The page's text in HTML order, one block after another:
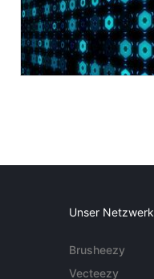
Unser Netzwerk
Brusheezy
Vecteezy